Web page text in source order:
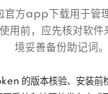
方app下载用于管
用前，应先核对软件
境妥善备份助记词。
的版本核验、安装前